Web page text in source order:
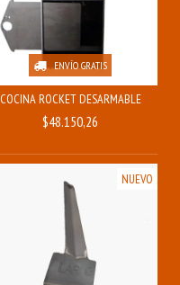
ENVÍO GRATIS
COCINA ROCKET DESARMABLE
$48.150,26
NUEVO